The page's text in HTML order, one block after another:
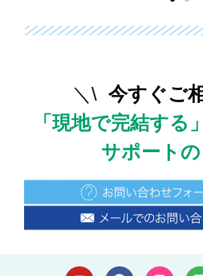
＼\ 今すぐご
「現地で完結する
サポート